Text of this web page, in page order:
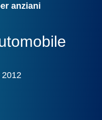
anziani
2012